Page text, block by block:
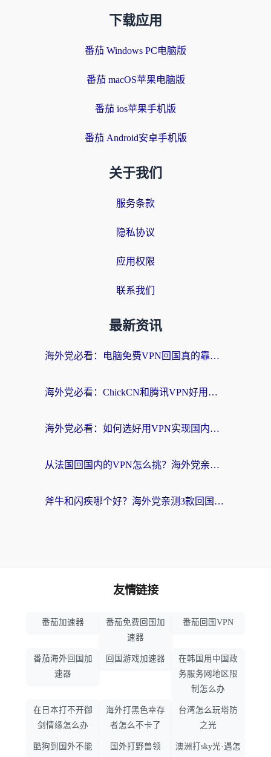
下载应用
番茄 Windows PC电脑版
番茄 macOS苹果电脑版
番茄 ios苹果手机版
番茄 Android安卓手机版
关于我们
服务条款
隐私协议
应用权限
联系我们
最新资讯
海外党必看：电脑免费VPN回国真的靠谱吗？附实测对比与最优方案指南
海外党必看：ChickCN和腾讯VPN好用吗？3招选对回国加速器，告别地区限制
海外党必看：如何选好用VPN实现国内资源无缝访问？从越南到全球都适用
从法国回国内的VPN怎么挑？海外党亲测：稳定、多端、安全才是关键
斧牛和闪疾哪个好？海外党亲测3款回国加速器，教你选到不踩坑的那一款
友情链接
番茄加速器
番茄免费回国加
速器
番茄回国VPN
番茄海外回国加
速器
回国游戏加速器
在韩国用中国政
务服务网地区限
制怎么办
在日本打不开御
剑情缘怎么办
海外打黑色幸存
者怎么不卡了
台湾怎么玩塔防
之光
酷狗到国外不能 国外打野兽领 澳洲打sky光·遇怎